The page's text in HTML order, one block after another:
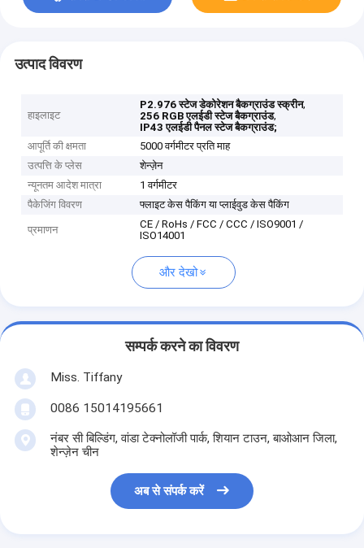
उत्पाद विवरण
हाइलाइट
P2.976 स्टेज डेकोरेशन बैकग्राउंड स्क्रीन,
256 RGB एलईडी स्टेज बैकग्राउंड,
IP43 एलईडी पैनल स्टेज बैकग्राउंड;
आपूर्ति की क्षमता
5000 वर्गमीटर प्रति माह
उत्पत्ति के प्लेस
शेन्ज़ेन
न्यूनतम आदेश मात्रा
1 वर्गमीटर
पैकेजिंग विवरण
फ्लाइट केस पैकिंग या प्लाईवुड केस पैकिंग
प्रमाणन
CE / RoHs / FCC / CCC / ISO9001 /
ISO14001
और देखो
सम्पर्क करने का विवरण
Miss. Tiffany
0086 15014195661
नंबर सी बिल्डिंग, वांडा टेक्नोलॉजी पार्क, शियान टाउन, बाओआन जिला,
शेन्ज़ेन चीन
अब से संपर्क करें